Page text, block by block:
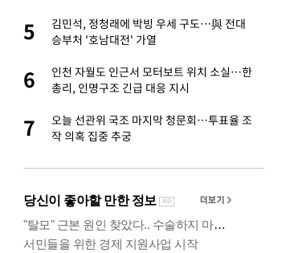
5
김민석, 정청래에 박빙 우세 구도…與 전대
승부처 '호남대전' 가열
6
인천 자월도 인근서 모터보트 위치 소실…한
총리, 인명구조 긴급 대응 지시
7
오늘 선관위 국조 마지막 청문회…투표율 조
작 의혹 집중 추궁